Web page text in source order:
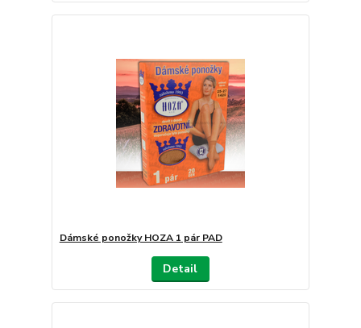
Dámské ponožky HOZA 1 pár PAD
Detail